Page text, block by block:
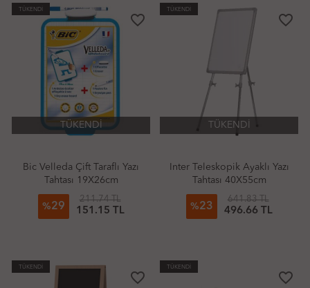
TÜKENDİ
favorite_border
TÜKENDİ
Bic Velleda Çift Taraflı Yazı
Tahtası 19X26cm
%29
211.74 TL
151.15 TL
TÜKENDİ
favorite_border
TÜKENDİ
Inter Teleskopik Ayaklı Yazı
Tahtası 40X55cm
%23
641.83 TL
496.66 TL
TÜKENDİ
favorite_border
TÜKENDİ
favorite_border